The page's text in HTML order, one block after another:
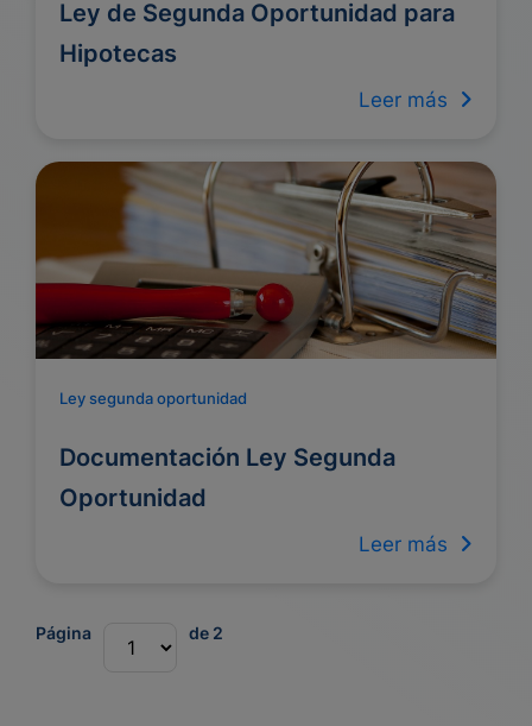
Ley de Segunda Oportunidad para
Hipotecas
Leer más
Ley segunda oportunidad
Documentación Ley Segunda
Oportunidad
Leer más
Página de 2